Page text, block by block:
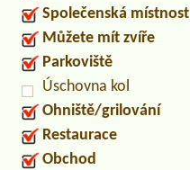
Společenská místnost
Můžete mít zvíře
Parkoviště
Úschovna kol
Ohniště/grilování
Restaurace
Obchod